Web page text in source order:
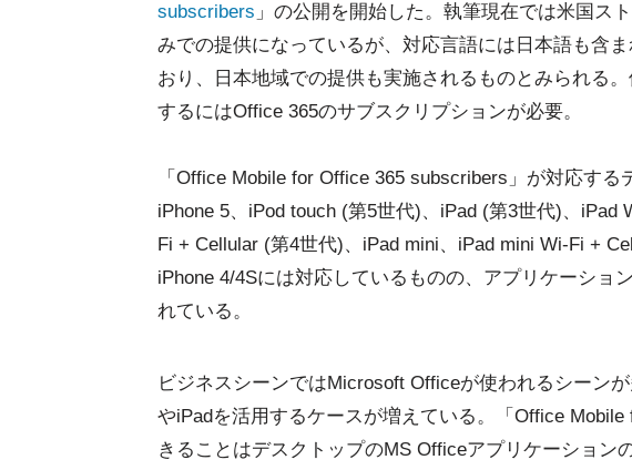
subscribers 」の公開を開始した。執筆現在では米国ス
みでの提供になっているが、対応言語には日本語も含ま
おり、日本地域での提供も実施されるものとみられる。
するにはOffice 365のサブスクリプションが必要。
「Office Mobile for Office 365 subscribers」が対応する
iPhone 5、iPod touch (第5世代)、iPad (第3世代)、iPad
Fi + Cellular (第4世代)、iPad mini、iPad mini Wi-Fi +
iPhone 4/4Sには対応しているものの、アプリケーショ
れている。
ビジネスシーンではMicrosoft Officeが使われるシーン
やiPadを活用するケースが増えている。「Office
きることはデスクトップのMS Officeアプリケーション